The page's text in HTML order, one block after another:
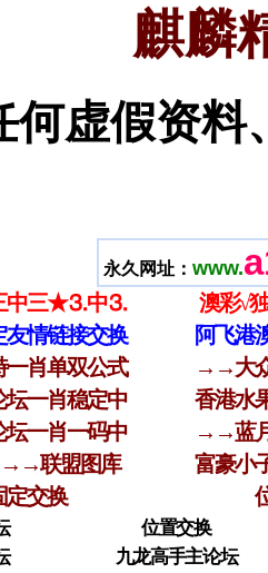
麒麟
何虚假资料
永久网址： www.
中三★⒊中⒊
澳彩√
情链接交换
阿飞港
肖单双公式
→→大
一肖稳定中
香港水
坛一肖一码中
→→蓝
联盟图库
富豪小
定交换
位置交换
九龙高手主论坛